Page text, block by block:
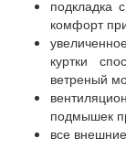
подкладка
комфорт
куртки
ветреный
подмышек
все